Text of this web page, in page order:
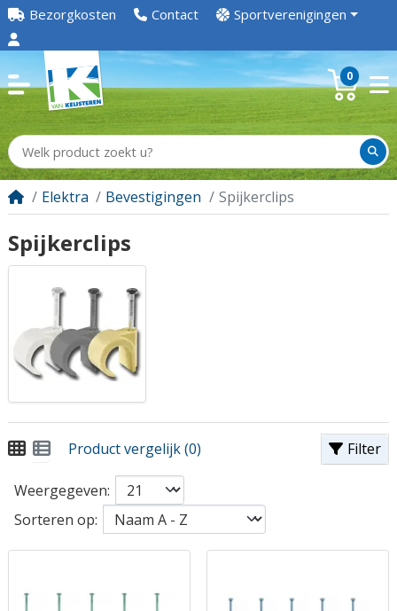
Bezorgkosten Contact Sportverenigingen
0
Elektra Bevestigingen Spijkerclips
Spijkerclips
Filter
Product vergelijk (0)
Weergegeven:
Sorteren op: